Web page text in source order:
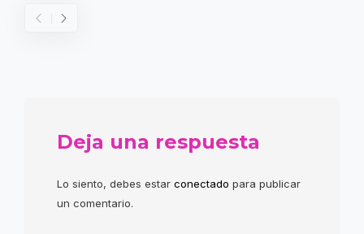
Deja una respuesta
Lo siento, debes estar conectado para publicar
un comentario.